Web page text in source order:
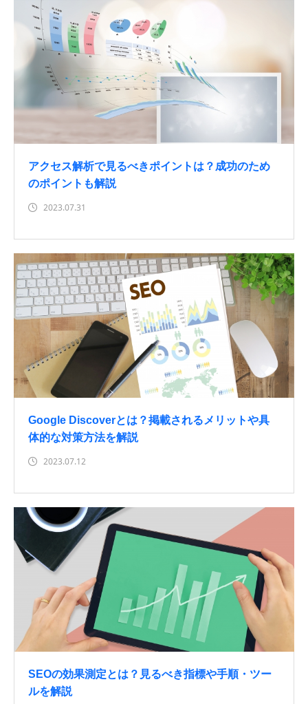
アクセス解析で見るべきポイントは？成功のため
のポイントも解説
2023.07.31
Google Discoverとは？掲載されるメリットや具
体的な対策方法を解説
2023.07.12
SEOの効果測定とは？見るべき指標や手順・ツー
ルを解説